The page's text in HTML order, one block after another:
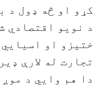
کړو او څه ډول د
د نویو اقتصادي
ختيزو او
تجارت له لارې
دا هم وایي د